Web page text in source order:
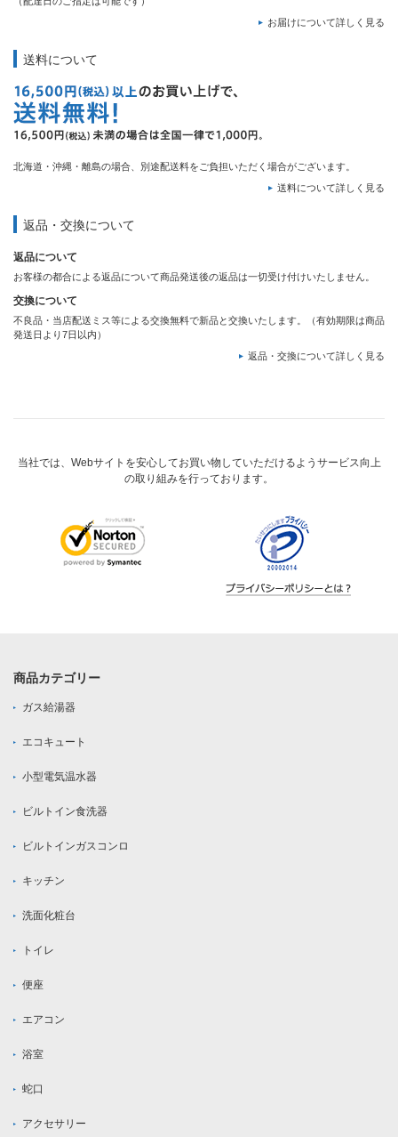
お届けについて詳しく見る
送料について
北海道・沖縄・離島の場合、別途配送料をご負担いただく場合がございます。
送料について詳しく見る
返品・交換について
返品について
お客様の都合による返品について商品発送後の返品は一切受け付けいたしません。
交換について
不良品・当店配送ミス等による交換無料で新品と交換いたします。（有効期限は商品
発送日より7日以内）
返品・交換について詳しく見る
当社では、Webサイトを安心してお買い物していただけるようサービス向上
の取り組みを行っております。
商品カテゴリー
ガス給湯器
エコキュート
小型電気温水器
ビルトイン食洗器
ビルトインガスコンロ
キッチン
洗面化粧台
トイレ
便座
エアコン
浴室
蛇口
アクセサリー